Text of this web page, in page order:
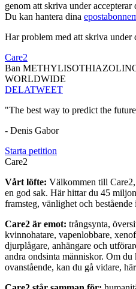
genom att skriva under accepterar
Du kan hantera dina
Har problem med att skriva under
Care2
Ban
WORLDWIDE
DELATWEET
"The best way to predict the
- Denis Gabor
Starta petition
Care2
Vårt löfte: Välkommen till
en god sak. Här hittar du 45
framsteg, vänlighet och bestående
Care2 är emot: trångsynta,
kvinnohatare, vapenlobbare,
djurplågare, anhängare och
andra ondsinta människor. Om
ovanstående, kan du gå vidare,